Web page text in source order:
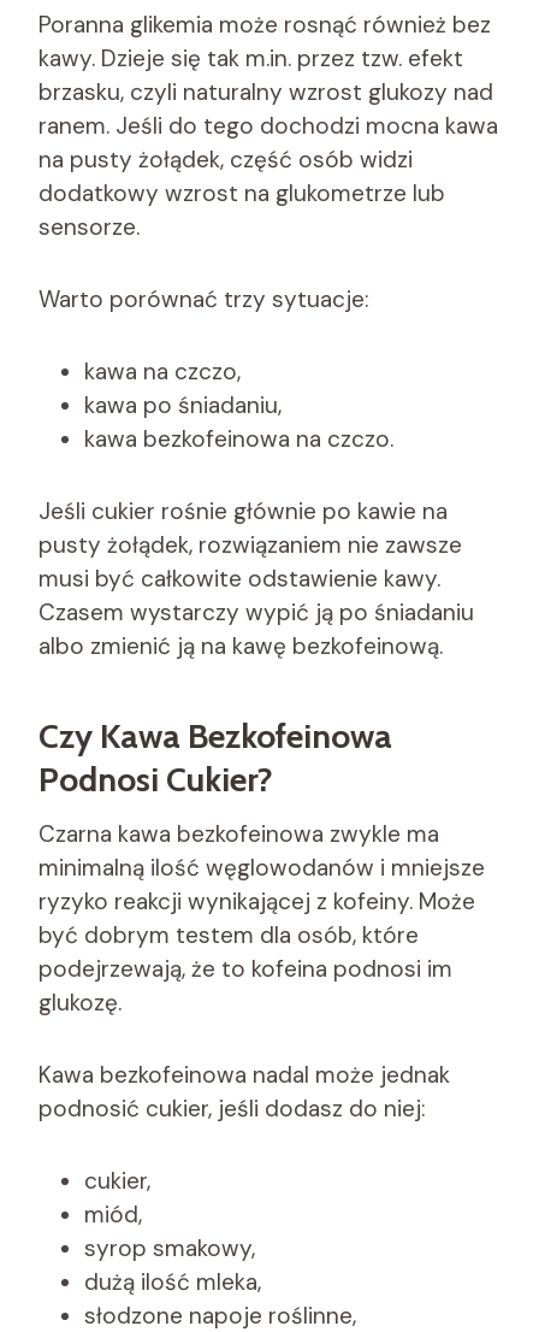
Poranna glikemia może rosnąć również bez
kawy. Dzieje się tak m.in. przez tzw. efekt
brzasku, czyli naturalny wzrost glukozy nad
ranem. Jeśli do tego dochodzi mocna kawa
na pusty żołądek, część osób widzi
dodatkowy wzrost na glukometrze lub
sensorze.
Warto porównać trzy sytuacje:
kawa na czczo,
kawa po śniadaniu,
kawa bezkofeinowa na czczo.
Jeśli cukier rośnie głównie po kawie na
pusty żołądek, rozwiązaniem nie zawsze
musi być całkowite odstawienie kawy.
Czasem wystarczy wypić ją po śniadaniu
albo zmienić ją na kawę bezkofeinową.
Czy Kawa Bezkofeinowa
Podnosi Cukier?
Czarna kawa bezkofeinowa zwykle ma
minimalną ilość węglowodanów i mniejsze
ryzyko reakcji wynikającej z kofeiny. Może
być dobrym testem dla osób, które
podejrzewają, że to kofeina podnosi im
glukozę.
Kawa bezkofeinowa nadal może jednak
podnosić cukier, jeśli dodasz do niej:
cukier,
miód,
syrop smakowy,
dużą ilość mleka,
słodzone napoje roślinne,